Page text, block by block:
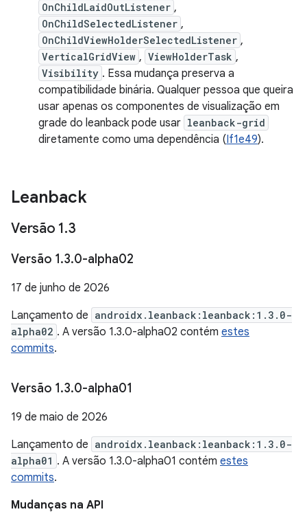
OnChildLaidOutListener ,
OnChildSelectedListener ,
OnChildViewHolderSelectedListener ,
VerticalGridView , ViewHolderTask ,
Visibility . Essa mudança preserva a
compatibilidade binária. Qualquer pessoa que queira
usar apenas os componentes de visualização em
grade do leanback pode usar leanback-grid
diretamente como uma dependência (If1e49).
Leanback
Versão 1.3
Versão 1.3.0-alpha02
17 de junho de 2026
Lançamento de androidx.leanback:leanback:1.3.0-
alpha02 . A versão 1.3.0-alpha02 contém estes
commits.
Versão 1.3.0-alpha01
19 de maio de 2026
Lançamento de androidx.leanback:leanback:1.3.0-
alpha01 . A versão 1.3.0-alpha01 contém estes
commits.
Mudanças na API